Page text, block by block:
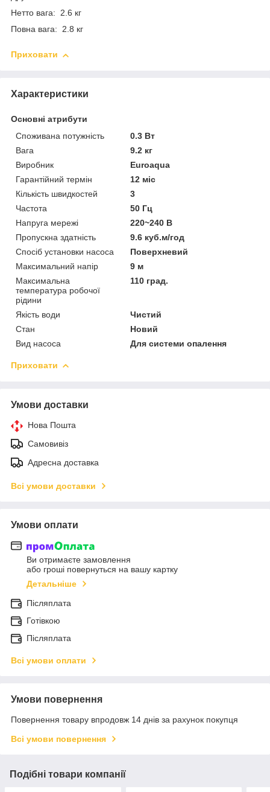
Нетто вага: 2.6 кг
Повна вага: 2.8 кг
Приховати
Характеристики
Основні атрибути
Споживана потужність
0.3 Вт
Вага
9.2 кг
Виробник
Euroaqua
Гарантійний термін
12 міс
Кількість швидкостей
3
Частота
50 Гц
Напруга мережі
220~240 В
Пропускна здатність
9.6 куб.м/год
Спосіб установки насоса
Поверхневий
Максимальний напір
9 м
Максимальна
температура робочої
рідини
110 град.
Якість води
Чистий
Стан
Новий
Вид насоса
Для системи опалення
Приховати
Умови доставки
Нова Пошта
Самовивіз
Адресна доставка
Всі умови доставки
Умови оплати
Ви отримаєте замовлення
або гроші повернуться на вашу картку
Детальніше
Післяплата
Готівкою
Післяплата
Всі умови оплати
Умови повернення
Повернення товару впродовж 14 днів за рахунок покупця
Всі умови повернення
Подібні товари компанії